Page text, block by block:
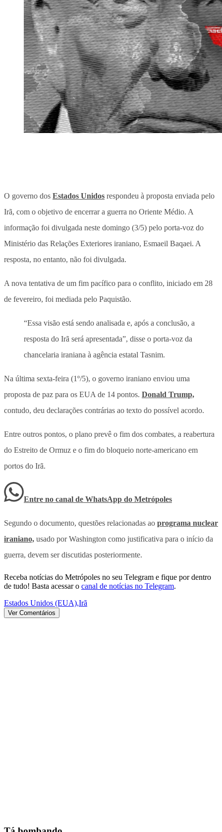
O governo dos Estados Unidos respondeu à proposta enviada pelo
Irã, com o objetivo de encerrar a guerra no Oriente Médio. A
informação foi divulgada neste domingo (3/5) pelo porta-voz do
Ministério das Relações Exteriores iraniano, Esmaeil Baqaei. A
resposta, no entanto, não foi divulgada.
A nova tentativa de um fim pacífico para o conflito, iniciado em 28
de fevereiro, foi mediada pelo Paquistão.
“Essa visão está sendo analisada e, após a conclusão, a
resposta do Irã será apresentada”, disse o porta-voz da
chancelaria iraniana à agência estatal Tasnim.
Na última sexta-feira (1º/5), o governo iraniano enviou uma
proposta de paz para os EUA de 14 pontos. Donald Trump,
contudo, deu declarações contrárias ao texto do possível acordo.
Entre outros pontos, o plano prevê o fim dos combates, a reabertura
do Estreito de Ormuz e o fim do bloqueio norte-americano em
portos do Irã.
Entre no canal de WhatsApp do Metrópoles
Segundo o documento, questões relacionadas ao programa nuclear
iraniano, usado por Washington como justificativa para o início da
guerra, devem ser discutidas posteriormente.
Receba notícias do Metrópoles no seu Telegram e fique por dentro
de tudo! Basta acessar o canal de notícias no Telegram.
Estados Unidos (EUA),Irã
Ver Comentários